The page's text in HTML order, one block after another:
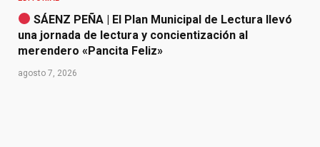
SÁENZ PEÑA | El Plan Municipal de Lectura llevó
una jornada de lectura y concientización al
merendero «Pancita Feliz»
agosto 7, 2026